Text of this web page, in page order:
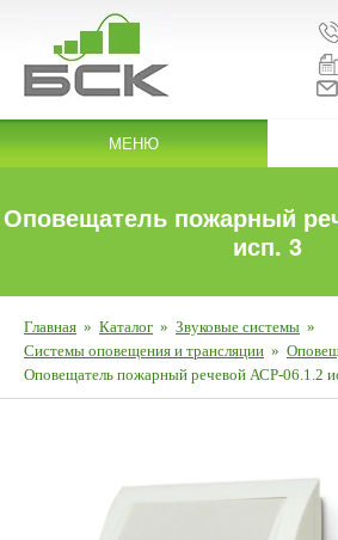
МЕНЮ
Оповещатель пожарный
исп. 3
Главная » Каталог » Звуковые системы »
Системы оповещения и трансляции »
Оповещатель пожарный речевой АСР-06.1.2